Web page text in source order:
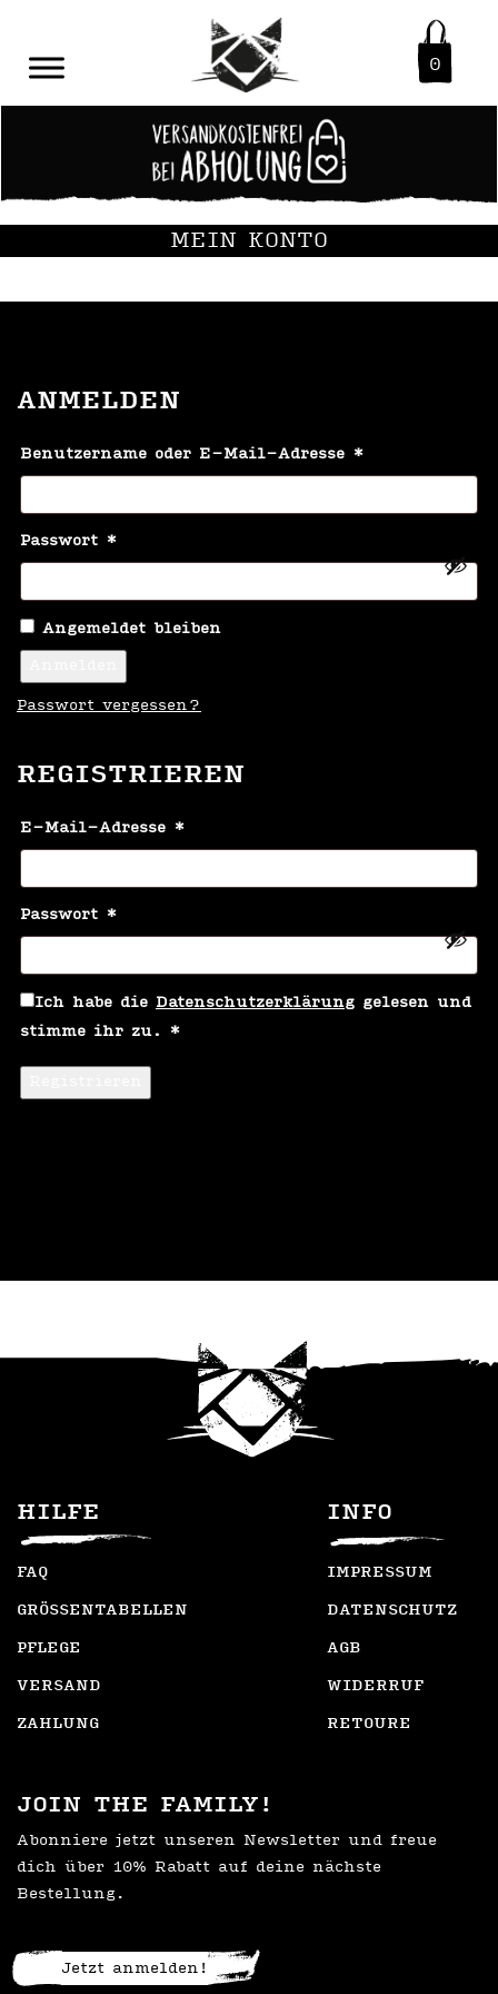
0
MEIN KONTO
ANMELDEN
Benutzername oder E-Mail-Adresse *
Passwort *
Angemeldet bleiben
Passwort vergessen?
REGISTRIEREN
E-Mail-Adresse *
Passwort *
Ich habe die Datenschutzerklärung gelesen und
stimme ihr zu.
*
HILFE
FAQ
GRÖSSENTABELLEN
PFLEGE
VERSAND
ZAHLUNG
INFO
IMPRESSUM
DATENSCHUTZ
AGB
WIDERRUF
RETOURE
JOIN THE FAMILY!
Abonniere jetzt unseren Newsletter und freue
dich über 10% Rabatt auf deine nächste
Bestellung.
Jetzt anmelden!